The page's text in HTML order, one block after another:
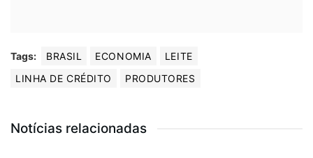
Tags: BRASIL ECONOMIA
LEITE
LINHA DE CRÉDITO
PRODUTORES
Notícias relacionadas